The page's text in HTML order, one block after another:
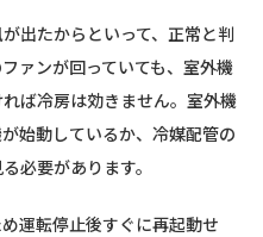
出たからといって、正常と判
ァンが回っていても、室外機
ば冷房は効きません。室外機
始動しているか、冷媒配管の
必要があります。
運転停止後すぐに再起動せ